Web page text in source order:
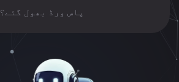
پاس ورڈ بھول گئے؟